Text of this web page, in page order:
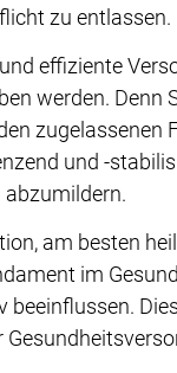
zu entlassen.
effiziente
werden. Denn
zugelassenen
und -
am besten
im
beeinflussen.